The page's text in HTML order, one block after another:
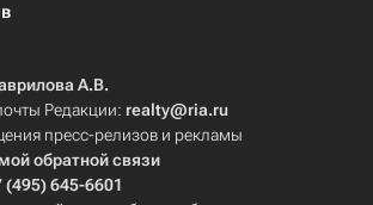
А.В.
Редакции: realty@ria.ru
пресс-релизов и рекламы
обратной связи
(495) 645-6601